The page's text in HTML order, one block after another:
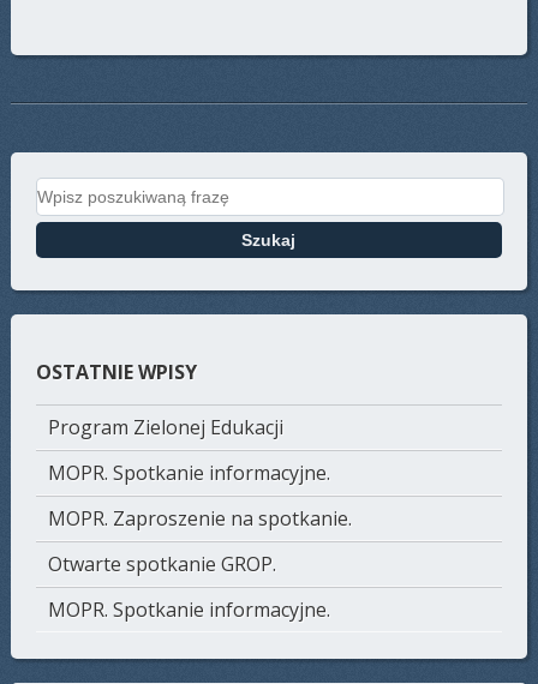
Search for:
OSTATNIE WPISY
Program Zielonej Edukacji
MOPR. Spotkanie informacyjne.
MOPR. Zaproszenie na spotkanie.
Otwarte spotkanie GROP.
MOPR. Spotkanie informacyjne.